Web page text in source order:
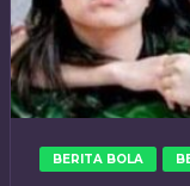
BERITA BOLA